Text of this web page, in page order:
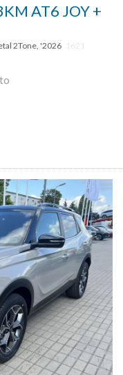
AT6 JOY +
2Tone, '2026